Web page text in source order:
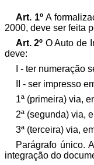
Art. 1ºA
2000, deve ser feita
Art. 2º O Auto de
deve:
I - ter numeração
II - ser impresso
1ª (primeira) via,
2ª (segunda) via,
3ª (terceira) via,
Parágrafo único.
integração do